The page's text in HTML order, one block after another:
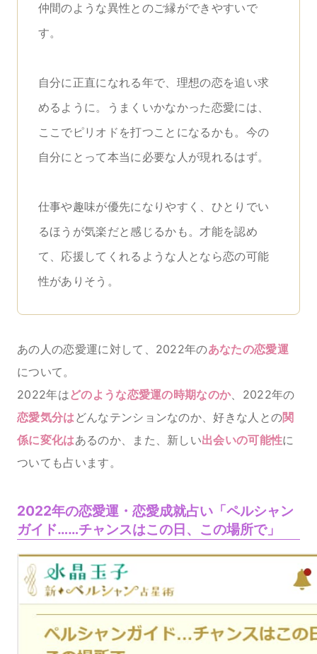
仲間のような異性とのご縁ができやすいで
す。
自分に正直になれる年で、理想の恋を追い求
めるように。うまくいかなかった恋愛には、
ここでピリオドを打つことになるかも。今の
自分にとって本当に必要な人が現れるはず。
仕事や趣味が優先になりやすく、ひとりでい
るほうが気楽だと感じるかも。才能を認め
て、応援してくれるような人となら恋の可能
性がありそう。
あの人の恋愛運に対して、2022年のあなたの恋愛運
について。
2022年はどのような恋愛運の時期なのか、2022年の
恋愛気分はどんなテンションなのか、好きな人との関
係に変化はあるのか、また、新しい出会いの可能性に
ついても占います。
2022年の恋愛運・恋愛成就占い「ペルシャン
ガイド……チャンスはこの日、この場所で」